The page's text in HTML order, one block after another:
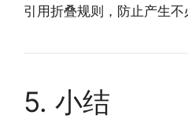
引用折叠规则，防止产生不
5. 小结